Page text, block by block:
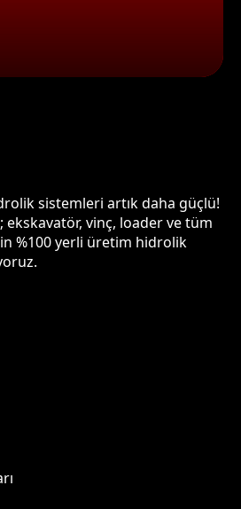
sistemleri artık daha güçlü!
vinç, loader ve tüm
%100 yerli üretim hidrolik